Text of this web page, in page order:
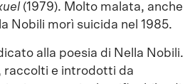
(1979). Molto malata, anche
Nobili morì suicida nel 1985.
alla poesia di Nella Nobili.
raccolti e introdotti da